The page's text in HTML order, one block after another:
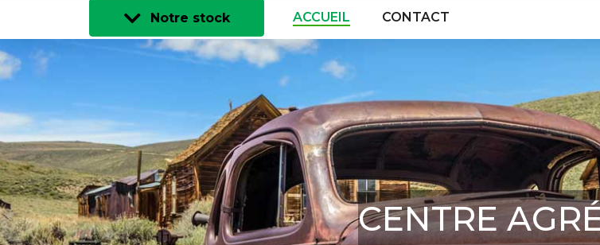
Notre stock ACCUEIL CONTACT
CENTRE